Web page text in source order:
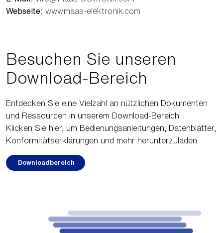
Webseite: www.maas-elektronik.com
Besuchen Sie unseren
Download-Bereich
Entdecken Sie eine Vielzahl an nützlichen Dokumenten
und Ressourcen in unserem Download-Bereich.
Klicken Sie hier, um Bedienungsanleitungen, Datenblätter,
Konformitätserklärungen und mehr herunterzuladen.
Downloadbereich